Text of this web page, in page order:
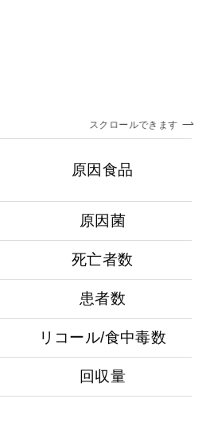
スクロールできます
原因食品
原因菌
死亡者数
患者数
リコール/食中毒数
回収量